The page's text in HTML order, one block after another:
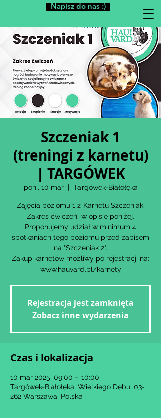
Napisz do nas :)
Szczeniak 1
(treningi z karnetu)
| TARGÓWEK
pon., 10 mar
  |
Targówek-Białołęka
Zajęcia poziomu 1 z Karnetu Szczeniak.
Zakres ćwiczeń: w opisie poniżej.
Proponujemy udział w minimum 4
spotkaniach tego poziomu przed zapisem
na "Szczeniak 2".
Zakup karnetów możliwy po rejestracji na:
www.hauvard.pl/karnety
Rejestracja jest zamknięta
Zobacz inne wydarzenia
Czas i lokalizacja
10 mar 2025, 09:00 – 10:00
Targówek-Białołęka, Wielkiego Dębu, 03-
262 Warszawa, Polska